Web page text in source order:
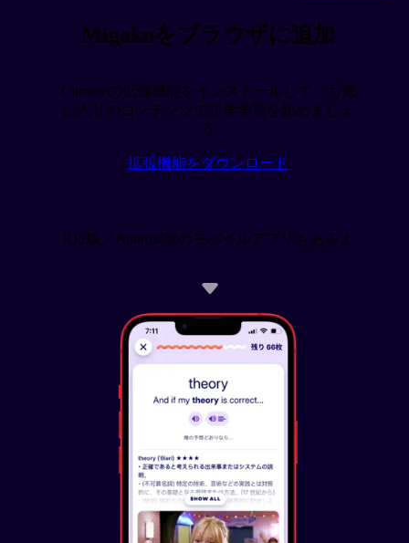
Migakuをブラウザに追加
Chromeの拡張機能をインストールして、お気
に入りのコンテンツで語学学習を始めましょ
う
拡張機能をダウンロード
iOS版／Android版のモバイルアプリもあるよ